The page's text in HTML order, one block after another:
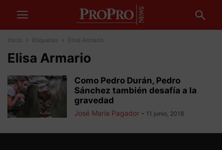
Inicio Etiquetas Elisa Armario
Elisa Armario
Como Pedro Durán, Pedro
Sánchez también desafía a la
gravedad
José María Pagador - 11 junio, 2018